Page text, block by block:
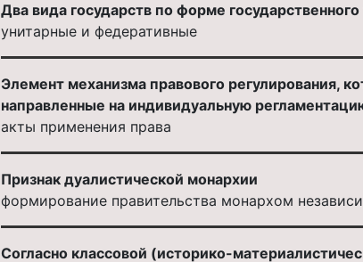
Два вида государств по форме государственного
унитарные и федеративные
Элемент механизма правового регулирования,
направленные на индивидуальную
акты применения права
Признак дуалистической монархии
формирование правительства монархом
Согласно классовой (историко-